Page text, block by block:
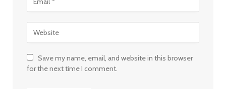
Save my name, email, and website in this browser
for the next time I comment.